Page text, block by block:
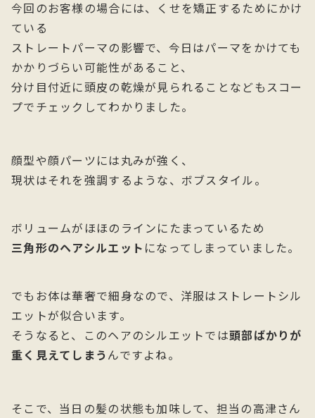
今回のお客様の場合には、くせを矯正するためにかけ
ている
ストレートパーマの影響で、今日はパーマをかけても
かかりづらい可能性があること、
分け目付近に頭皮の乾燥が見られることなどもスコー
プでチェックしてわかりました。
顔型や顔パーツには丸みが強く、
現状はそれを強調するような、ボブスタイル。
ボリュームがほほのラインにたまっているため
三角形のヘアシルエット になってしまっていました。
でもお体は華奢で細身なので、洋服はストレートシル
エットが似合います。
そうなると、このヘアのシルエットでは頭部ばかりが
重く見えてしまう んですよね。
そこで、当日の髪の状態も加味して、担当の高津さん